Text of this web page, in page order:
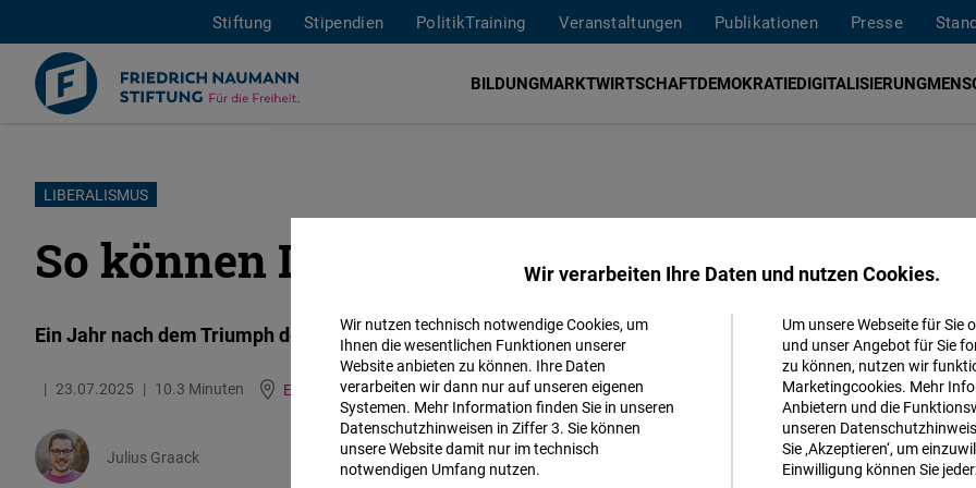
Direkt
Inhalt
Stiftung Stipendien PolitikTraining Veranstaltungen Publikationen Presse
BILDUNGMARKTWIRTSCHAFTDEMOKRATIEDIGITALISIERUNG
LIBERALISMUS
So können Liberale gewinnen
Ein Jahr nach dem Triumph der Liberaldemokraten bei den britischen Parlamentswahlen
23.07.2025 10.3 Minuten Europa Englisch
Julius Graack
Wir verarbeiten Ihre Daten und nutzen Cookies.
Wir nutzen technisch notwendige Cookies, um
Ihnen die wesentlichen Funktionen unserer
Website anbieten zu können. Ihre Daten
verarbeiten wir dann nur auf unseren eigenen
Systemen. Mehr Information finden Sie in unseren
Datenschutzhinweisen in Ziffer 3. Sie können
unsere Website damit nur im technisch
notwendigen Umfang nutzen.
Um unsere Webseite für Sie
und unser Angebot für Sie
zu können, nutzen wir
Marketingcookies. Mehr
Anbietern und die
unseren
Sie ‚Akzeptieren‘, um
Einwilligung können Sie
Matomo
Facebook
Embed
Akzeptieren